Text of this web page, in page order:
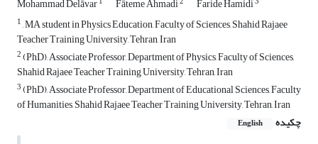
Mohammad Delāvar Fāteme Ahmadi Faride Hamidi
1, MA student in Physics Education, Faculty of Sciences, Shahid Rajaee
Teacher Training University, Tehran, Iran
2(PhD), Associate Professor, Department of Physics, Faculty of Sciences,
Shahid Rajaee Teacher Training University, Tehran, Iran
3(PhD), Associate Professor, Department of Educational Sciences, Faculty
of Humanities, Shahid Rajaee Teacher Training University, Tehran, Iran
چکیده
English